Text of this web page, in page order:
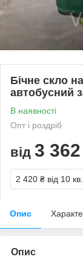
Бічне скло
автобусний
В наявності
Опт і роздріб
від 3 362
2 420 ₴ від 10
Опис
Опис